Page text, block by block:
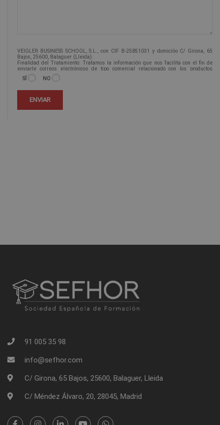
VEIGLER BUSINESS SCHOOL, S.L., con CIF B-25851031 y domicilio C/ Girona, 65
Bajos, 25600, Balaguer (Lleida).
Finalidad del Tratamiento: Tratamos la información que nos facilita con el fin de
enviarle correos electrónicos de tipo comercial relacionado con los productos
ofrecidos y otros tipo de productos que fueran de su interés.
Legitimación del tratamiento: Consentimiento del interesado.
dirigiéndose a la dirección info@veiglerformacion.com.
Para más información consulte nuestra Política de Privacidad.
Desea recibir información comercial (vía telefónica y/o email):
SÍ NO
91 005 35 98
info@sefhor.com
C/ Girona, 65 Bajos, 25600, Balaguer, Lleida
C/ Méndez Álvaro, 20, 28045, Madrid